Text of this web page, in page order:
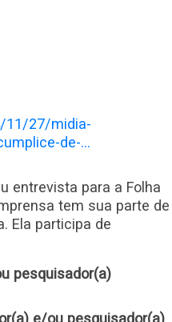
11/27/midia-
de-…
entrevista para a Folha
tem sua parte de
Ela participa de
pesquisador(a)
e/ou pesquisador(a)